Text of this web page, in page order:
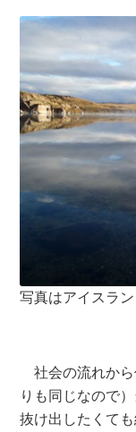
写真はアイスラン
社会の流れから
りも同じなので
抜け出したくて